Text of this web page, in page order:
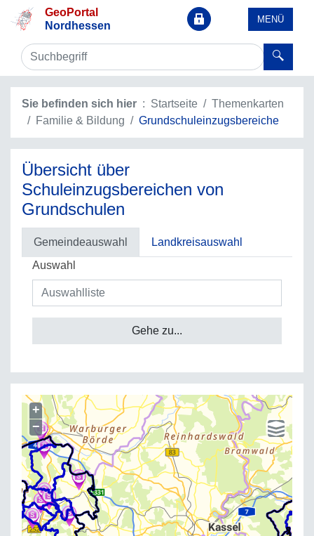
GeoPortal
Nordhessen
MENÜ
Sie befinden sich hier Startseite
Themenkarten
Familie & Bildung
Grundschuleinzugsbereiche
Übersicht über
Schuleinzugsbereichen von
Grundschulen
Gemeindeauswahl
Landkreisauswahl
Auswahl
Gehe zu...
+
−